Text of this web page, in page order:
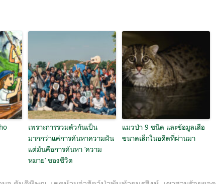
เพราะการรวมตัวกันเป็น
มากกว่าแค่การค้นหาความฝัน
แต่มันคือการค้นหา ‘ความ
หมาย’ ของชีวิต
แมวป่า 9 ชนิด และข้อมูลเสือ
ขนาดเล็กในอดีตที่ผ่านมา